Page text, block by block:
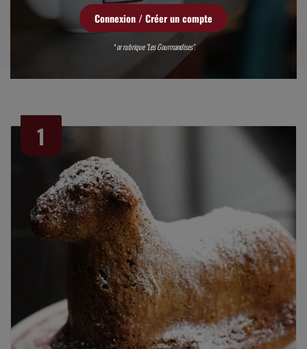
Connexion / Créer un compte
* or rubrique "Les Gourmandises".